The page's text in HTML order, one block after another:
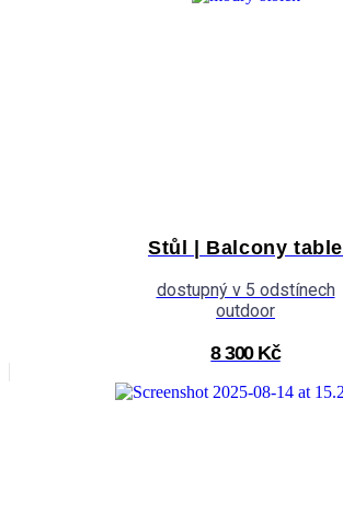
Stůl | Balcony table
dostupný v 5 odstínech
outdoor
8 300 Kč